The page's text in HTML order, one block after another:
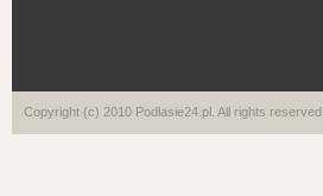
Copyright (c) 2010 Podlasie24.pl. All rights reserved